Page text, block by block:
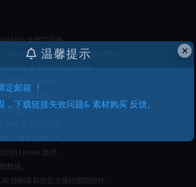
走廊空间内。
保留比原始点数组更丰富的路径数据。
化来生成更清晰的运动路径。
重要的导航锚点。
格的范围处理。
和减少抖动。
有的 AI 行为共存。
平滑和跟随行为。
的 Unreal 路径。
数据。
控制器和自定义路径跟踪组件。
×
温馨提示
定邮箱 ！
，下载链接失效问题& 素材购买 反馈。